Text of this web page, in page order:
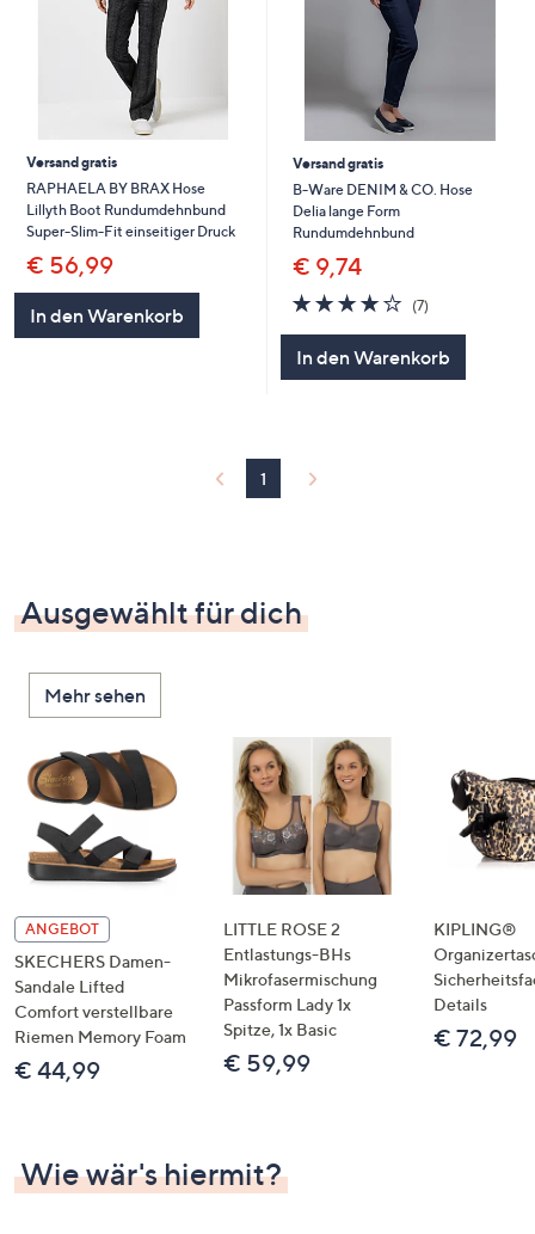
Versand gratis
RAPHAELA BY BRAX Hose
Lillyth Boot Rundumdehnbund
Super-Slim-Fit einseitiger Druck
€ 56,99
In den Warenkorb
Versand gratis
B-Ware DENIM & CO. Hose
Delia lange Form
Rundumdehnbund
€ 9,74
4.0
von
(7)
In den Warenkorb
1
Ausgewählt für dich
Mehr sehen
ANGEBOT
SKECHERS Damen-
Sandale Lifted
Comfort verstellbare
Riemen Memory Foam
€ 44,99
LITTLE ROSE 2
Entlastungs-BHs
Mikrofasermischung
Passform Lady 1x
Spitze, 1x Basic
€ 59,99
KIPLING®
Details
€ 72,99
Wie wär's hiermit?